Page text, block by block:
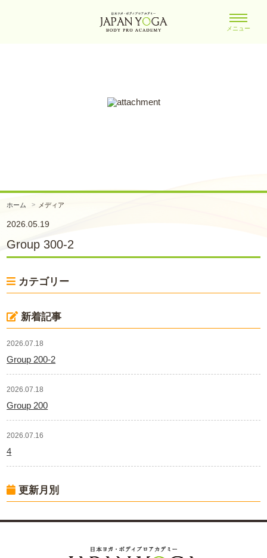
メニュー
ホーム メディア
2026.05.19
Group 300-2
カテゴリー
新着記事
2026.07.18
Group 200-2
2026.07.18
Group 200
2026.07.16
4
更新月別